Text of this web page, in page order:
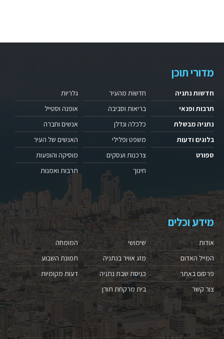
מדורי תוכן
חדשות נתניה
תרבות ופנאי
נתניה מבשלת
בלוגים ודעות
ספורט
חדשות מהעיר
בריאות וסביבה
כלכלה ונדלן
משפט ופלילי
צרכנות ועסקים
חינוך
גלריות
אופנה וסטייל
אנשים וחברה
האנשים של העיר
מוסיקה והופעות
תרבות ואמנות
מידע וכלים
אודות
המייל האדום
פרסום באתר
צור קשר
שימושי
מזג אוויר בנתניה
כניסת שבת נתניה
בית מרקחת תורן
המומחה
תמונת השבוע
דעות מקומיות